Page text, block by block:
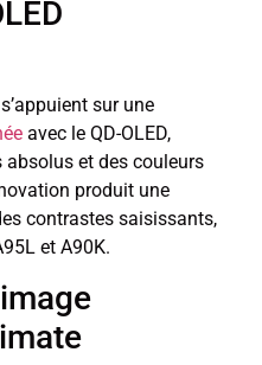
sur une
avec le QD-OLED,
absolus et des couleurs
produit une
contrastes saisissants,
et A90K.